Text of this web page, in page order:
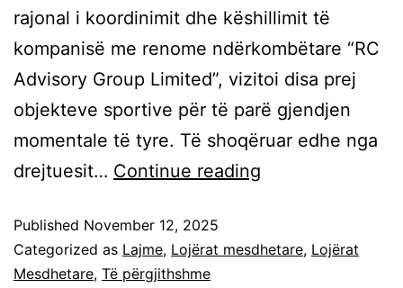
rajonal i koordinimit dhe këshillimit të
kompanisë me renome ndërkombëtare “RC
Advisory Group Limited”, vizitoi disa prej
objekteve sportive për të parë gjendjen
momentale të tyre. Të shoqëruar edhe nga
drejtuesit… Continue reading
Published November 12, 2025
Categorized as Lajme, Lojërat mesdhetare, Lojërat
Mesdhetare, Të përgjithshme